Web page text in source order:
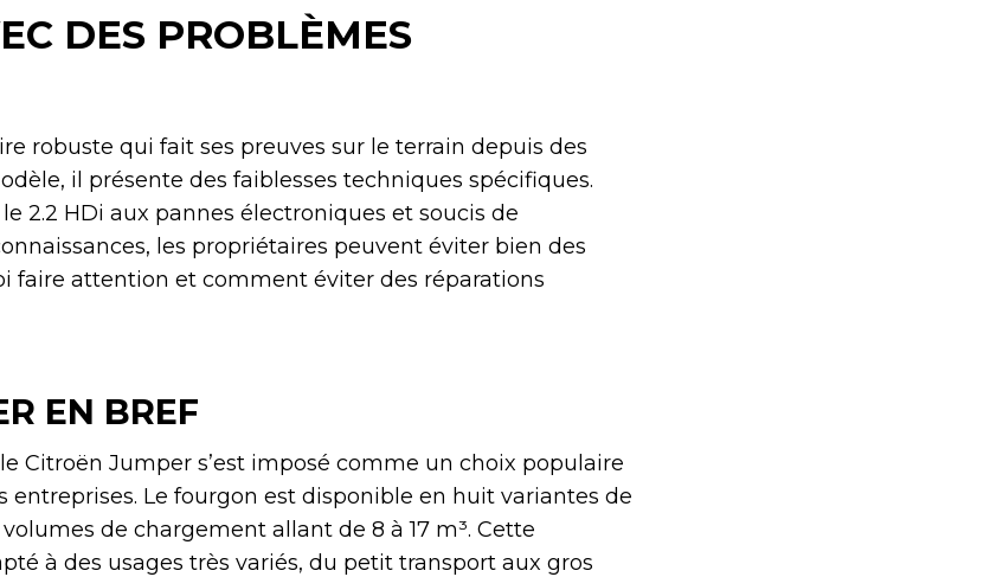
DES PROBLÈMES
robuste qui fait ses preuves sur le terrain depuis des
il présente des faiblesses techniques spécifiques.
2.2 HDi aux pannes électroniques et soucis de
les propriétaires peuvent éviter bien des
faire attention et comment éviter des réparations
EN BREF
Citroën Jumper s’est imposé comme un choix populaire
entreprises. Le fourgon est disponible en huit variantes de
de chargement allant de 8 à 17 m³. Cette
à des usages très variés, du petit transport aux gros